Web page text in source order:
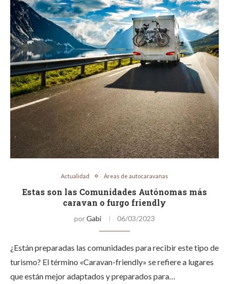
Actualidad Áreas de autocaravanas
Estas son las Comunidades Autónomas más
caravan o furgo friendly
porGabi 06/03/2023
¿Están preparadas las comunidades para recibir este tipo de
turismo? El término «Caravan-friendly» se refiere a lugares
que están mejor adaptados y preparados para…